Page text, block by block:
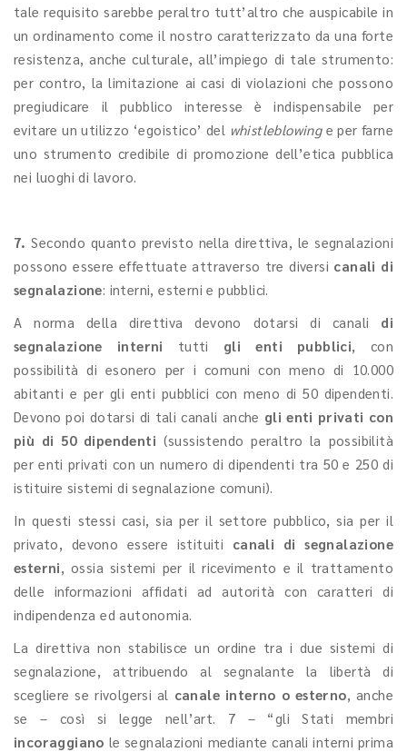
tale requisito sarebbe peraltro tutt’altro che auspicabile in
un ordinamento come il nostro caratterizzato da una forte
resistenza, anche culturale, all’impiego di tale strumento:
per contro, la limitazione ai casi di violazioni che possono
pregiudicare il pubblico interesse è indispensabile per
evitare un utilizzo ‘egoistico’ del whistleblowinge per farne
uno strumento credibile di promozione dell’etica pubblica
nei luoghi di lavoro.
7. Secondo quanto previsto nella direttiva, le segnalazioni
possono essere effettuate attraverso tre diversi canali di
segnalazione: interni, esterni e pubblici.
A norma della direttiva devono dotarsi di canali di
segnalazione interni tutti gli enti pubblici, con
possibilità di esonero per i comuni con meno di 10.000
abitanti e per gli enti pubblici con meno di 50 dipendenti.
Devono poi dotarsi di tali canali anche gli enti privati con
più di 50 dipendenti (sussistendo peraltro la possibilità
per enti privati con un numero di dipendenti tra 50 e 250 di
istituire sistemi di segnalazione comuni).
In questi stessi casi, sia per il settore pubblico, sia per il
privato, devono essere istituiti canali di segnalazione
esterni, ossia sistemi per il ricevimento e il trattamento
delle informazioni affidati ad autorità con caratteri di
indipendenza ed autonomia.
La direttiva non stabilisce un ordine tra i due sistemi di
segnalazione, attribuendo al segnalante la libertà di
scegliere se rivolgersi al canale interno o esterno, anche
se – così si legge nell’art. 7 – “gli Stati membri
incoraggiano le segnalazioni mediante canali interni prima